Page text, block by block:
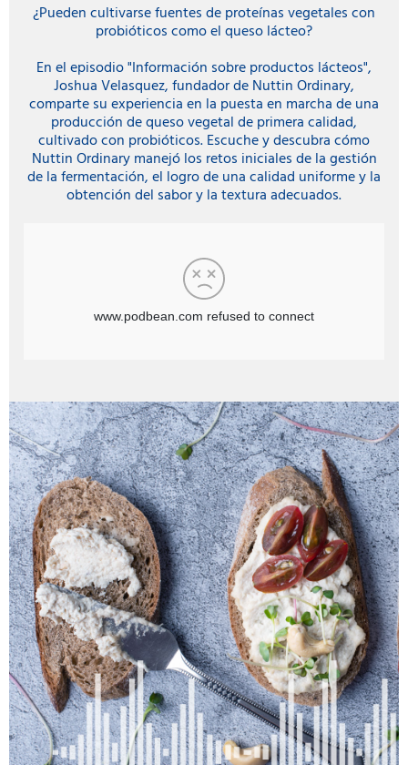
¿Pueden cultivarse fuentes de proteínas vegetales con
probióticos como el queso lácteo?
En el episodio "Información sobre productos lácteos",
Joshua Velasquez, fundador de Nuttin Ordinary,
comparte su experiencia en la puesta en marcha de una
producción de queso vegetal de primera calidad,
cultivado con probióticos. Escuche y descubra cómo
Nuttin Ordinary manejó los retos iniciales de la gestión
de la fermentación, el logro de una calidad uniforme y la
obtención del sabor y la textura adecuados.